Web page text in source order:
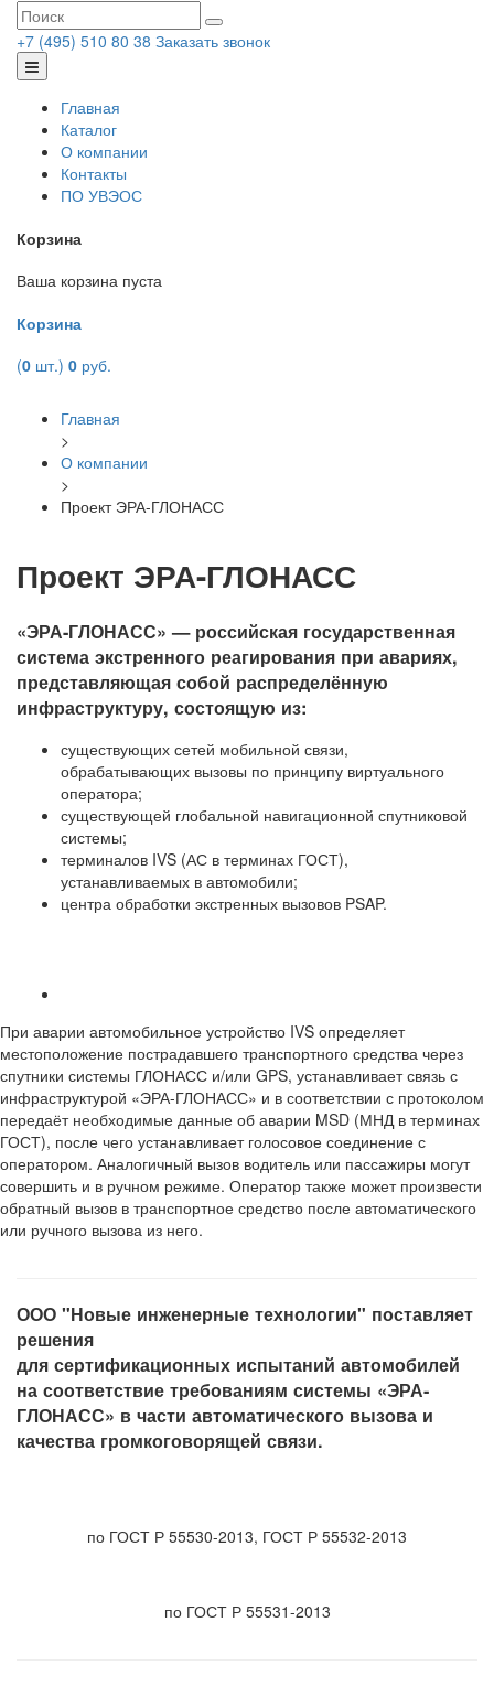
+7 (495) 510 80 38 Заказать звонок
Главная
Каталог
О компании
Контакты
ПО УВЭОС
Корзина
Ваша корзина пуста
Корзина
(0 шт.) 0 руб.
Главная
>
О компании
>
Проект ЭРА-ГЛОНАСС
Проект ЭРА-ГЛОНАСС
«ЭРА-ГЛОНАСС» — российская государственная
система экстренного реагирования при авариях,
представляющая собой распределённую
инфраструктуру, состоящую из:
существующих сетей мобильной связи,
обрабатывающих вызовы по принципу виртуального
оператора;
существующей глобальной навигационной спутниковой
системы;
терминалов IVS (АС в терминах ГОСТ),
устанавливаемых в автомобили;
центра обработки экстренных вызовов PSAP.
При аварии автомобильное устройство IVS определяет
местоположение пострадавшего транспортного средства через
спутники системы ГЛОНАСС и/или GPS, устанавливает связь с
инфраструктурой «ЭРА-ГЛОНАСС» и в соответствии с протоколом
передаёт необходимые данные об аварии MSD (МНД в терминах
ГОСТ), после чего устанавливает голосовое соединение с
оператором. Аналогичный вызов водитель или пассажиры могут
совершить и в ручном режиме. Оператор также может произвести
обратный вызов в транспортное средство после автоматического
или ручного вызова из него.
ООО "Новые инженерные технологии" поставляет
решения
для сертификационных испытаний автомобилей
на соответствие требованиям системы «ЭРА-
ГЛОНАСС» в части автоматического вызова и
качества громкоговорящей связи.
по ГОСТ Р 55530-2013, ГОСТ Р 55532-2013
по ГОСТ Р 55531-2013